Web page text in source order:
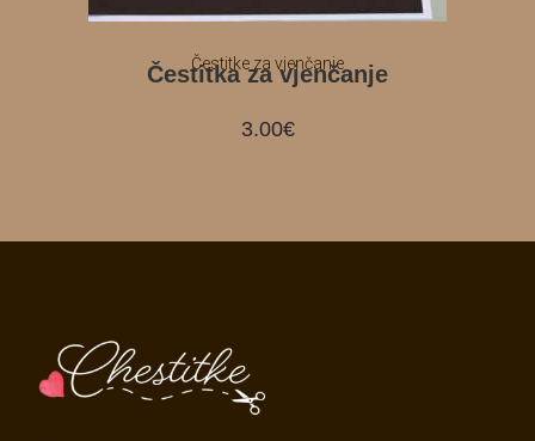
Čestitke za vjenčanje
Čestitka za vjenčanje
3.00€